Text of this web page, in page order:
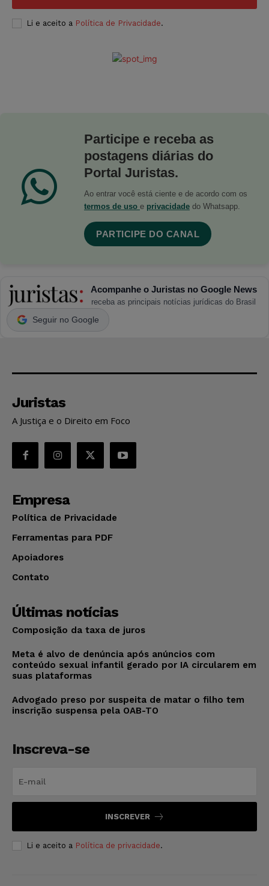
Li e aceito a Política de Privacidade.
Participe e receba as
postagens diárias do
Portal Juristas.
Ao entrar você está ciente e de acordo com os
termos de uso e privacidade do Whatsapp.
PARTICIPE DO CANAL
Acompanhe o Juristas no Google News
receba as principais notícias jurídicas do Brasil
Seguir no Google
Juristas
A Justiça e o Direito em Foco
Empresa
Política de Privacidade
Ferramentas para PDF
Apoiadores
Contato
Últimas notícias
Composição da taxa de juros
Meta é alvo de denúncia após anúncios com
conteúdo sexual infantil gerado por IA circularem em
suas plataformas
Advogado preso por suspeita de matar o filho tem
inscrição suspensa pela OAB-TO
Inscreva-se
INSCREVER
Li e aceito a Política de privacidade.